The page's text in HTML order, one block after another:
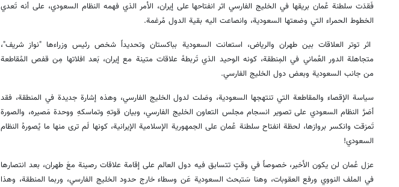
فَقدَت سلطنة عُمان بريقها في الخليج الفارسي اثر انفتاحها على إيران، الأمر الذي فهمه النظام السعودي، على أنه تَعدي
الخطوط الحمراء التي وضعتها السعودية، وانصاعت اليه بقية الدول مُرغمة.
اثر توتر العلاقات بين طهران والرياض، استعانت السعودية بباكستان وتحديداً شخص رئيس وزراءها "نواز شريف"،
متجاهلة الدور العُماني في المِنطقة، كونه الوحيد الذي تَربطهُ علاقات متينة مع إيران، بَعد افلاتها مِن قفص المُقاطعة
من جانب السعودية وبعض دول الخليج الفارسي.
سياسة الإقصاء والمقاطعة التي تنتهجها السعودية، وصَلت لدول الخليج الفارسي، وهذه إشارة جديدة في المنطقة، فقد
أصَرَّ النظام السعودي على تصوير انسجام مجلس التعاون الخليج الفارسي، وبيان قوتهِ وتماسكهِ ووحدة مَصيره، والصورة
تَمزقت وانكسر بروازها، لحظة انفتاح سلطنة عُمان على الجمهورية الإسلامية الإيرانية، كونها لَم ترى منها ما يُصورهُ النظام
السعودي!
عزل عُمان لن يكون الأخير، خصوصاً في وقتٍ تتسابق فيه دول العالم على إقامة علاقات رصينة معَ طهران، بعد انتصارها
في الملف النووي ورفع العقوبات، وهنا سَتبحث السعودية عَن وسطاء خارج حدود الخليج الفارسي، وربما المنطقة، وهذا